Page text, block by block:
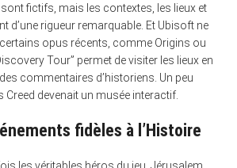
fictifs, mais les contextes, les lieux et
d’une rigueur remarquable. Et Ubisoft ne
certains opus récents, comme Origins ou
Tour” permet de visiter les lieux en
commentaires d’historiens. Un peu
Creed devenait un musée interactif.
fidèles à l’Histoire